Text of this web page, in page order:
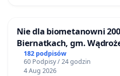
Nie dla biometanowni
Biernatkach, gm.
182 podpisów
60 Podpisy / 24 godzin
4 Aug 2026